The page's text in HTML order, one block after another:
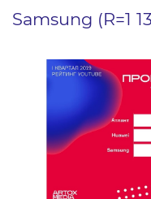
Samsung (R=1